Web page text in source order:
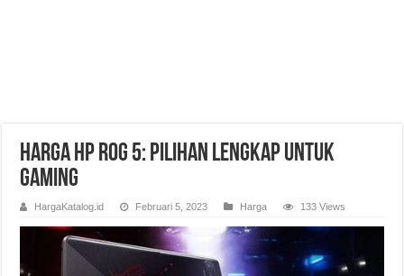
Harga HP ROG 5: Pilihan Lengkap untuk
Gaming
HargaKatalog.id Februari 5, 2023 Harga 133 Views